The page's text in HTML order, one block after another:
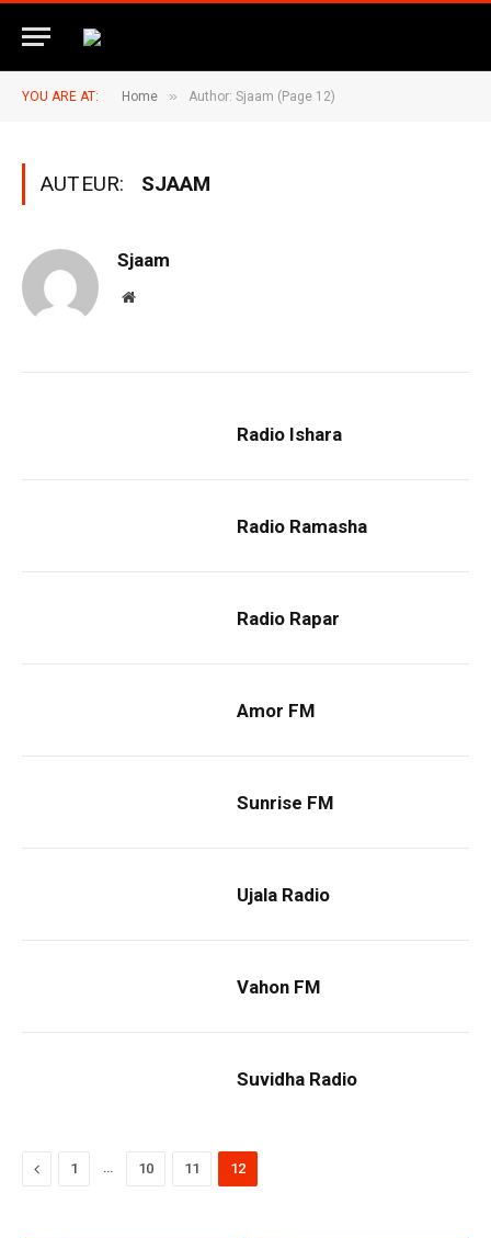
YOU ARE AT: Home » Author: Sjaam (Page 12)
AUTEUR: SJAAM
Sjaam
Website
Radio Ishara
Radio Ramasha
Radio Rapar
Amor FM
Sunrise FM
Ujala Radio
Vahon FM
Suvidha Radio
Previous
1 … 10 11 12